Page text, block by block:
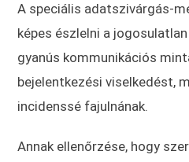
A speciális adatszivárgás-
képes észlelni a
gyanús kommunikációs
bejelentkezési viselkedést,
incidenssé fajulnának.
Annak ellenőrzése, hogy